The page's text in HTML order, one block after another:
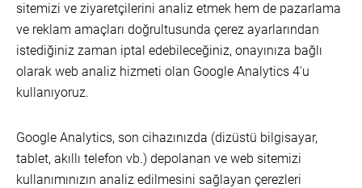
sitemizi ve ziyaretçilerini analiz etmek hem de pazarlama
ve reklam amaçları doğrultusunda çerez ayarlarından
istediğiniz zaman iptal edebileceğiniz, onayınıza bağlı
olarak web analiz hizmeti olan Google Analytics 4'u
kullanıyoruz.
Google Analytics, son cihazınızda (dizüstü bilgisayar,
tablet, akıllı telefon vb.) depolanan ve web sitemizi
kullanımınızın analiz edilmesini sağlayan çerezleri